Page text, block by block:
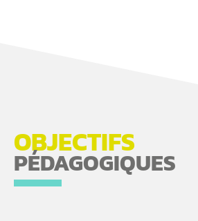
OBJECTIFS
PÉDAGOGIQUES